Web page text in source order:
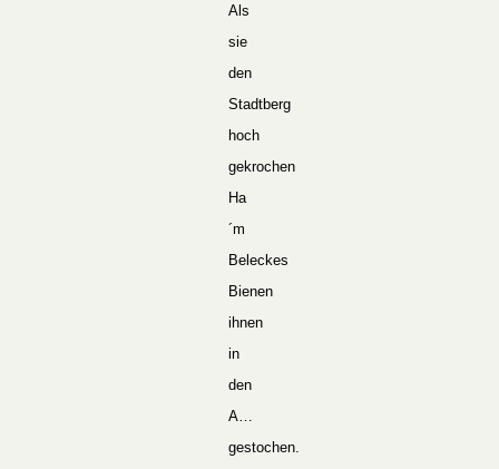
Als
sie
den
Stadtberg
hoch
gekrochen
Ha
´m
Beleckes
Bienen
ihnen
in
den
A…
gestochen.